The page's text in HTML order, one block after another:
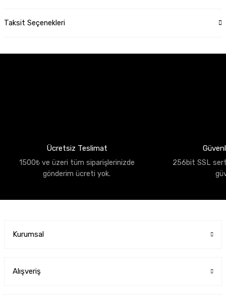
Taksit Seçenekleri
Ücretsiz Teslimat
1500₺ ve üzeri tüm siparişlerinizde
gönderim ücreti yok.
256bit SSL
Kurumsal
Alışveriş